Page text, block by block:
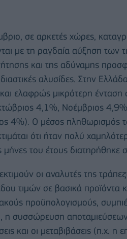
σε αρκετές χώρες,
με τη ραγδαία αύξηση των
και της αδύναμης
αλυσίδες. Στην
ελαφρώς μικρότερη ένταση
4,1%, Νοέμβριος
4%). Ο μέσος πληθωρισμός
ότι ήταν πολύ
του έτους διατηρήθηκε
οι αναλυτές της
τιμών σε βασικά προϊόντα
προϋπολογισμούς,
η συσσώρευση
και οι μεταβιβάσεις (π.χ. η